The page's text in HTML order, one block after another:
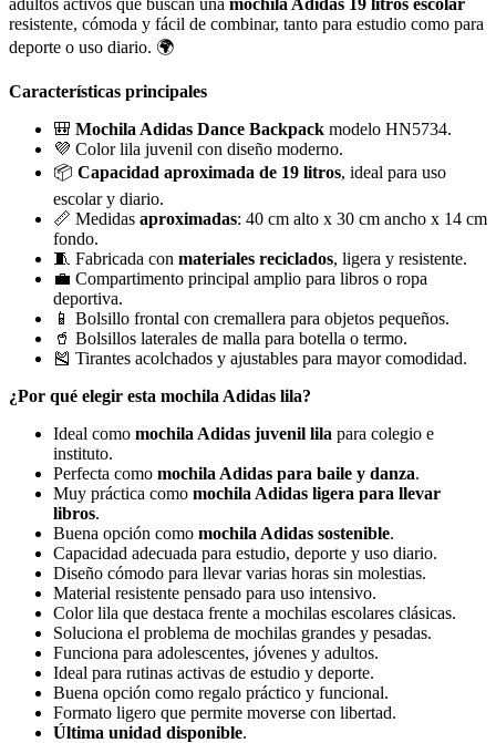
resistente, cómoda y fácil de combinar, tanto para estudio como para
deporte o uso diario. 🌍
Características principales
🎒 Mochila Adidas Dance Backpack modelo HN5734.
💜 Color lila juvenil con diseño moderno.
📦 Capacidad aproximada de 19 litros, ideal para uso
escolar y diario.
📏 Medidas aproximadas: 40 cm alto x 30 cm ancho x 14 cm
fondo.
🧵 Fabricada con materiales reciclados, ligera y resistente.
💼 Compartimento principal amplio para libros o ropa
deportiva.
📱 Bolsillo frontal con cremallera para objetos pequeños.
🥤 Bolsillos laterales de malla para botella o termo.
🎽 Tirantes acolchados y ajustables para mayor comodidad.
¿Por qué elegir esta mochila Adidas lila?
Ideal como mochila Adidas juvenil lila para colegio e
instituto.
Perfecta como mochila Adidas para baile y danza.
Muy práctica como mochila Adidas ligera para llevar
libros.
Buena opción como mochila Adidas sostenible.
Capacidad adecuada para estudio, deporte y uso diario.
Diseño cómodo para llevar varias horas sin molestias.
Material resistente pensado para uso intensivo.
Color lila que destaca frente a mochilas escolares clásicas.
Soluciona el problema de mochilas grandes y pesadas.
Funciona para adolescentes, jóvenes y adultos.
Ideal para rutinas activas de estudio y deporte.
Buena opción como regalo práctico y funcional.
Formato ligero que permite moverse con libertad.
Última unidad disponible.